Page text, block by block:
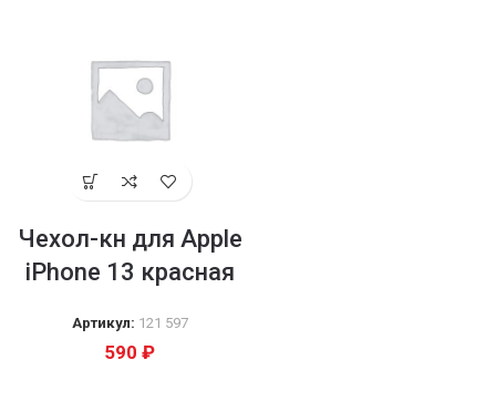
Чехол-кн для Apple
iPhone 13 красная
Артикул: 121 597
590 ₽